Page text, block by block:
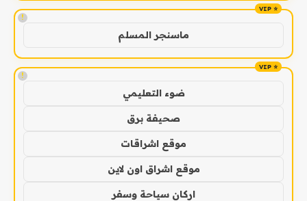
!
ماسنجر المسلم
!
ضوء التعليمي
صحيفة برق
موقع اشراقات
موقع اشراق اون لاين
اركان سياحة وسفر